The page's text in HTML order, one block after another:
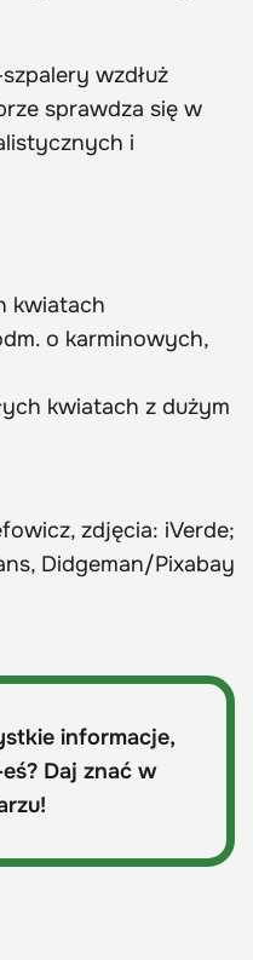
wzdłuż
sprawdza się w
i
kwiatach
o karminowych,
kwiatach z dużym
zdjęcia: iVerde;
Didgeman/Pixabay
informacje,
Daj znać w